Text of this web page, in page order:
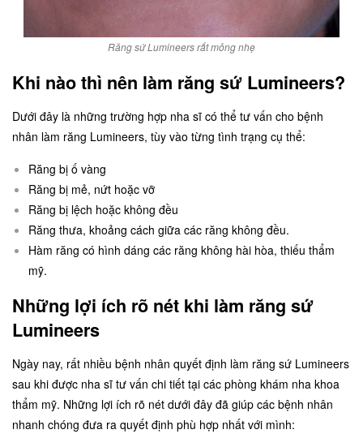
Răng sứ Lumineers rất mỏng nhẹ
Khi nào thì nên làm răng sứ Lumineers?
Dưới đây là những trường hợp nha sĩ có thể tư vấn cho bệnh
nhân làm răng Lumineers, tùy vào từng tình trạng cụ thể:
Răng bị ố vàng
Răng bị mẻ, nứt hoặc vỡ
Răng bị lệch hoặc không đều
Răng thưa, khoảng cách giữa các răng không đều.
Hàm răng có hình dáng các răng không hài hòa, thiếu thẩm
mỹ.
Những lợi ích rõ nét khi làm răng sứ
Lumineers
Ngày nay, rất nhiều bệnh nhân quyết định làm răng sứ Lumineers
sau khi được nha sĩ tư vấn chi tiết tại các phòng khám nha khoa
thẩm mỹ. Những lợi ích rõ nét dưới đây đã giúp các bệnh nhân
nhanh chóng đưa ra quyết định phù hợp nhất với mình: